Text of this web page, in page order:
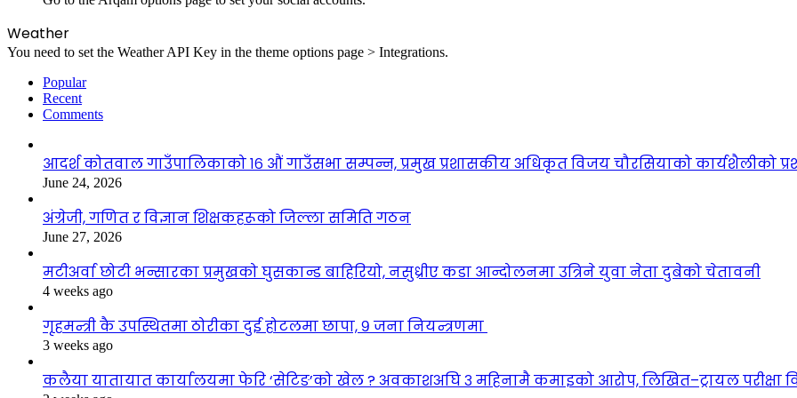
Weather
You need to set the Weather API Key in the theme options page > Integrations.
Popular
Recent
Comments
आदर्श कोतवाल गाउँपालिकाको १६ औं गाउँसभा सम्पन्न, प्रमुख प्रशासकीय अधिकृत विजय चौरसियाको कार्यशैलीको
June 24, 2026
अंग्रेजी, गणित र विज्ञान शिक्षकहरूको जिल्ला समिति गठन
June 27, 2026
मटीअर्वा छोटी भन्सारका प्रमुखको घुसकान्ड बाहिरियो, नसुध्रीए कडा आन्दोलनमा उत्रिने युवा नेता दुबेको चेतावनी
4 weeks ago
गृहमन्त्री कै उपस्थितमा ठोरीका दुई होटलमा छापा, ९ जना नियन्त्रणमा
3 weeks ago
कलैया यातायात कार्यालयमा फेरि ‘सेटिङ’को खेल ? अवकाशअघि ३ महिनामै कमाइको आरोप, लिखित–ट्रायल परीक्षा